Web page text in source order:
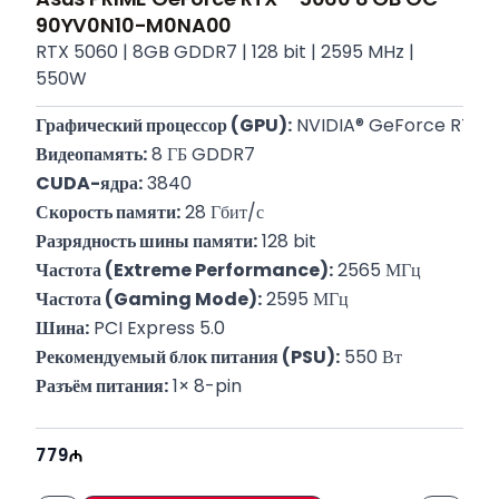
90YV0N10-M0NA00
RTX 5060 | 8GB GDDR7 | 128 bit | 2595 MHz |
550W
Графический процессор (GPU): NVIDIA® GeForce
Видеопамять: 8 ГБ GDDR7
CUDA-ядра: 3840
Скорость памяти: 28 Гбит/с
Разрядность шины памяти: 128 bit
Частота (Extreme Performance): 2565 МГц
Частота (Gaming Mode): 2595 МГц
Шина: PCI Express 5.0
Рекомендуемый блок питания (PSU): 550 Вт
Разъём питания: 1× 8-pin
Гарантия:
779